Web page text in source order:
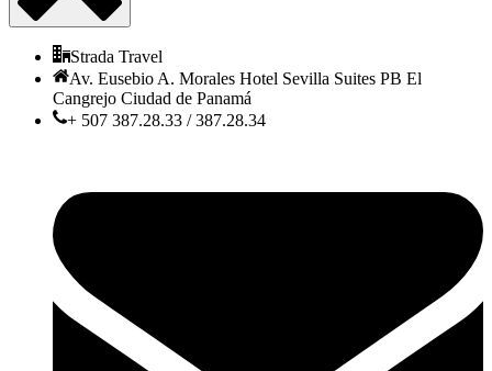
Strada Travel
Av. Eusebio A. Morales Hotel Sevilla Suites PB El
Cangrejo Ciudad de Panamá
+ 507 387.28.33 / 387.28.34